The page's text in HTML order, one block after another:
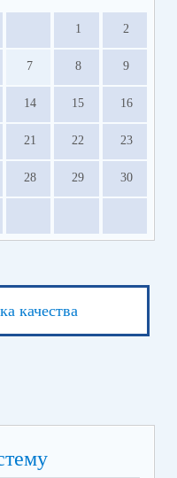
1 2
7 8 9
14 15 16
21 22 23
28 29 30
качества